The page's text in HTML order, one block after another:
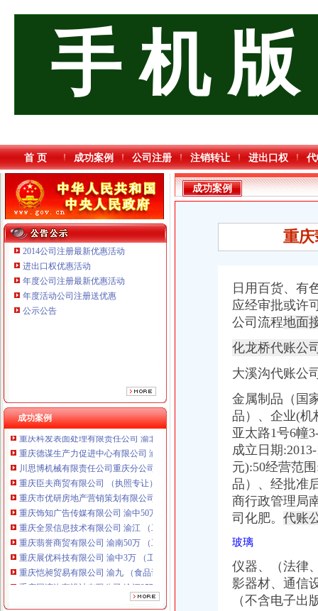
手 机 版
首 页 成功案例 公司注册 注销转让 进出口权
2014公司注册最新优惠活动
进出口权优惠活动
年度公司注册最新优惠活动
年度活动公司注册送优惠
公示公告
成功案例
重庆臣夫商贸有限公司 （执照专让）
重庆恺昶贸易有限公司 渝九 （食品许可证）
重庆同济汽车设计有限公司 渝江25万 （工商注册）
重庆科发表面处理有限责任公司 渝北800万 （进出口权）
重庆德谋生产力促进中心有限公司 渝大10万 （工商注册）
川思博机械有限责任公司重庆分公司 渝江 （工商注册）
重庆臣夫商贸有限公司 （执照专让）
重庆市优研房地产营销策划有限公司
重庆饰知广告传媒有限公司 渝中50万 （工商注册）
重庆全景信息技术有限公司 渝江 （工商注册）
重庆翡誉商贸有限公司 渝南50万 （工商注册）
重庆展优科技有限公司 渝中3万 （工商注册）
重庆恺昶贸易有限公司 渝九 （食品许可证）
重庆同济汽车设计有限公司 渝江25万 （工商注册）
重庆科发表面处理有限责任公司 渝北800万 （进出口权）
重庆德谋生产力促进中心有限公司 渝大10万 （工商注册）
成功案例
重庆
日用百货、有
应经审批或许
公司流程地面
化龙桥代账公
大溪沟代账公
金属制品（国
品）、企业(机
亚太路1号6幢
成立日期
元):50经营范
品）、经批准
商行政管理局
司化肥。 代账
玻璃
仪器、（法律
影器材、通信
（不含电子